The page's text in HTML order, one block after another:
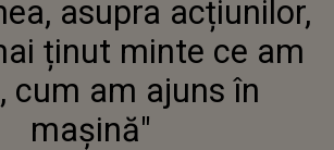
MAȘINĂ"
asupra acțiunilor,
ținut minte ce am
cum am ajuns în
mașină"